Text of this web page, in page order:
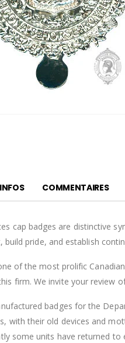
cap badges are distinctive
build pride, and establish
of the most prolific
firm. We invite your review of
badges for the
with their old devices and
some units have returned
COMMENTAIRES